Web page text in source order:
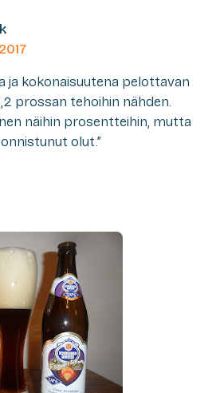
ja kokonaisuutena pelottavan
prossan tehoihin nähden.
näihin prosentteihin, mutta
olut.”